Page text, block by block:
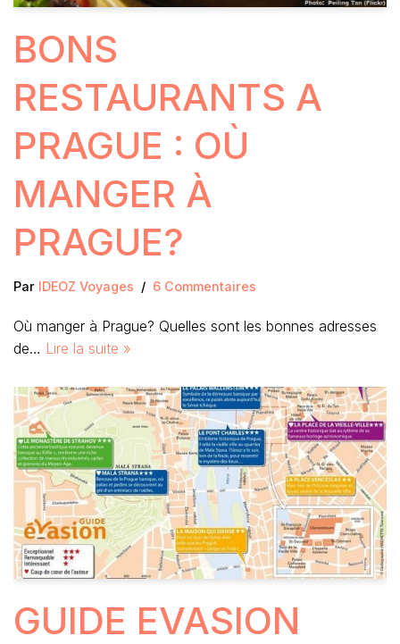
BONS
RESTAURANTS A
PRAGUE : OÙ
MANGER À
PRAGUE?
Par IDEOZ Voyages 6 Commentaires
Où manger à Prague? Quelles sont les bonnes adresses
de… Lire la suite »
GUIDE EVASION